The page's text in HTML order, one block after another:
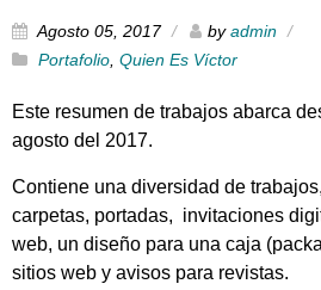
Agosto 05, 2017 byadmin
Portafolio, Quien Es Víctor
Este resumen de trabajos abarca
agosto del 2017.
Contiene una diversidad de
carpetas, portadas, invitaciones
web, un diseño para una caja
sitios web y avisos para revistas.